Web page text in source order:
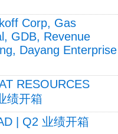
Corp, Gas
GDB, Revenue
Dayang Enterprise
RESOURCES
绩开箱
| Q2 业绩开箱